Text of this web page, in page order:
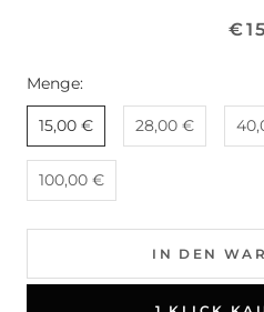
€15
Menge:
15,00 € 28,00 €
100,00 €
IN DEN